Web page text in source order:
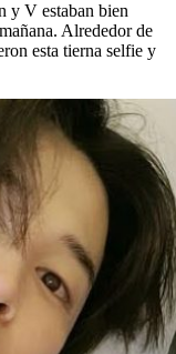
y V estaban bien
Alrededor de
esta tierna selfie y